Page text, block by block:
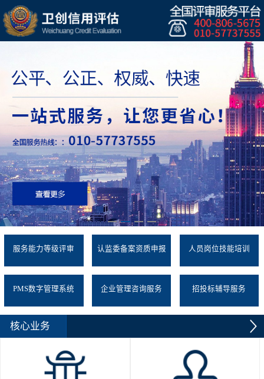
服务能力等级评审 认监委备案资质申报 人员岗位技能培训
PMS数字管理系统 企业管理咨询服务 招投标辅导服务
核心业务